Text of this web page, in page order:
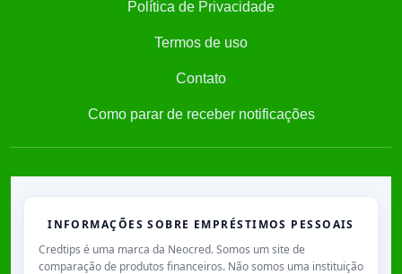
Política de Privacidade
Termos de uso
Contato
Como parar de receber notificações
INFORMAÇÕES SOBRE EMPRÉSTIMOS PESSOAIS
Credtips é uma marca da Neocred. Somos um site de
comparação de produtos financeiros. Não somos uma instituição